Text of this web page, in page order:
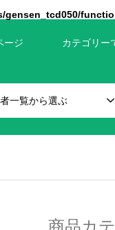
gensen_tcd050/
ージ カテゴリー
一覧から選ぶ
商品カ